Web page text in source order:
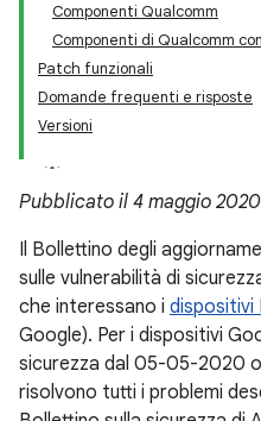
Componenti Qualcomm
Componenti di Qualcomm
Patch funzionali
Domande frequenti e risposte
Versioni
Pubblicato il 4 maggio 2020
Il Bollettino degli
sulle vulnerabilità di
che interessano i dispositivi
Google). Per i dispositivi
sicurezza dal 05-05-2020
risolvono tutti i problemi